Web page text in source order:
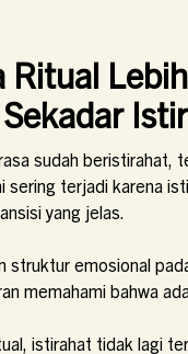
Ritual
sudah beristirahat,
sering terjadi karena
yang jelas.
struktur emosional
memahami bahwa
istirahat tidak lagi